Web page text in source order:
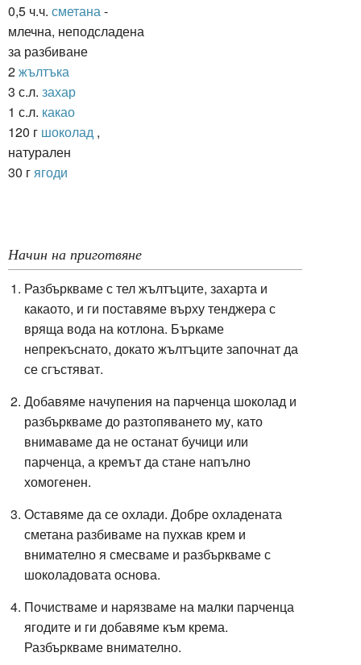
0,5 ч.ч. сметана -
млечна, неподсладена
за разбиване
2жълтъка
3 с.л. захар
1 с.л. какао
120 г шоколад ,
натурален
30 г ягоди
Начин на приготвяне
Разбъркваме с тел жълтъците, захарта и
какаото, и ги поставяме върху тенджера с
вряща вода на котлона. Бъркаме
непрекъснато, докато жълтъците започнат да
се сгъстяват.
Добавяме начупения на парченца шоколад и
разбъркваме до разтопяването му, като
внимаваме да не останат бучици или
парченца, а кремът да стане напълно
хомогенен.
Оставяме да се охлади. Добре охладената
сметана разбиваме на пухкав крем и
внимателно я смесваме и разбъркваме с
шоколадовата основа.
Почистваме и нарязваме на малки парченца
ягодите и ги добавяме към крема.
Разбъркваме внимателно.